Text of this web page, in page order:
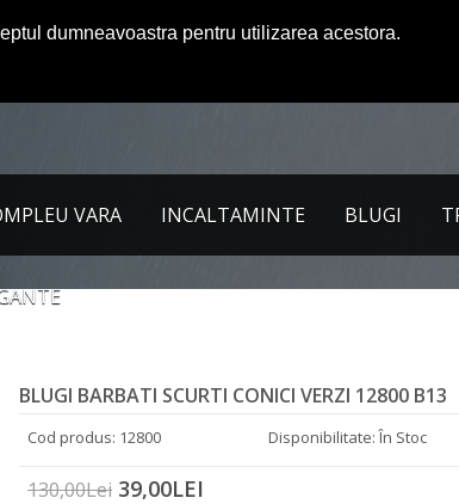
dumneavoastra pentru utilizarea acestora.
VARA INCALTAMINTE BLUGI
BLUGI BARBATI SCURTI CONICI VERZI 12800 B13
Cod produs: 12800 Disponibilitate: În Stoc
130,00Lei 39,00LEI